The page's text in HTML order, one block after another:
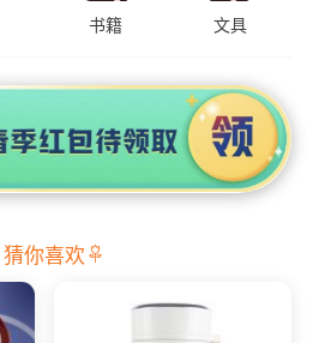
书籍 文具
猜你喜欢